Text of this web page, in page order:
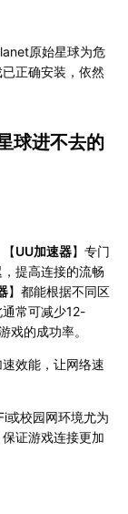
原始星球为危
正确安装，依然
球进不去的
UU加速器】专门
提高连接的流畅
】都能根据不同区
常可减少12-
戏的成功率。
效能，让网络速
或校园网环境尤为
证游戏连接更加